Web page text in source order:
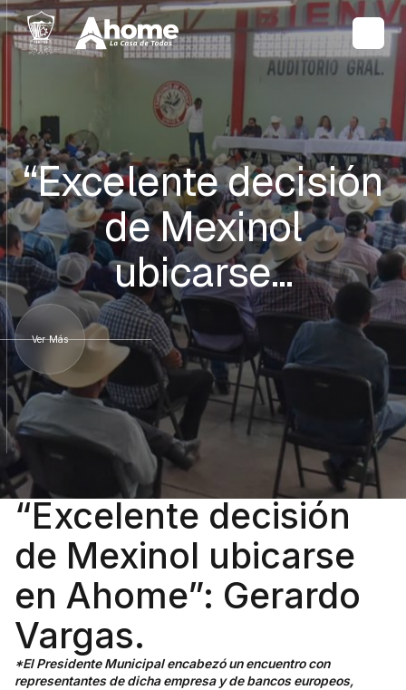
“Excelente decisión
de Mexinol
ubicarse…
Ver Más
“Excelente decisión
de Mexinol ubicarse
en Ahome”: Gerardo
Vargas.
*El Presidente Municipal encabezó un encuentro con
representantes de dicha empresa y de bancos europeos,